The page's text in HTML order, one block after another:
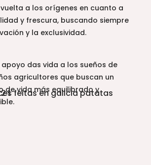
vuelta a los orígenes en cuanto a
y frescura, buscando siempre
y la exclusividad.
apoyo das vida a los sueños de
agricultores que buscan un
de vida más equilibrado y